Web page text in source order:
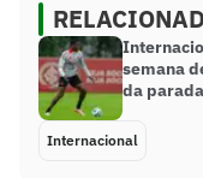
semana
da parada
Internacional